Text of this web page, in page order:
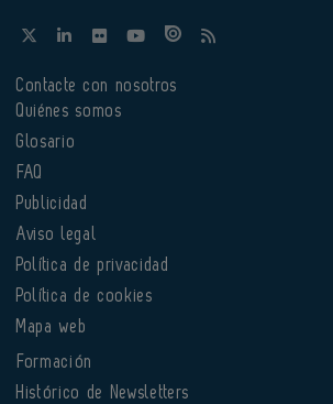
Contacte con nosotros
Quiénes somos
Glosario
FAQ
Publicidad
Aviso legal
Política de privacidad
Política de cookies
Mapa web
Formación
Histórico de Newsletters